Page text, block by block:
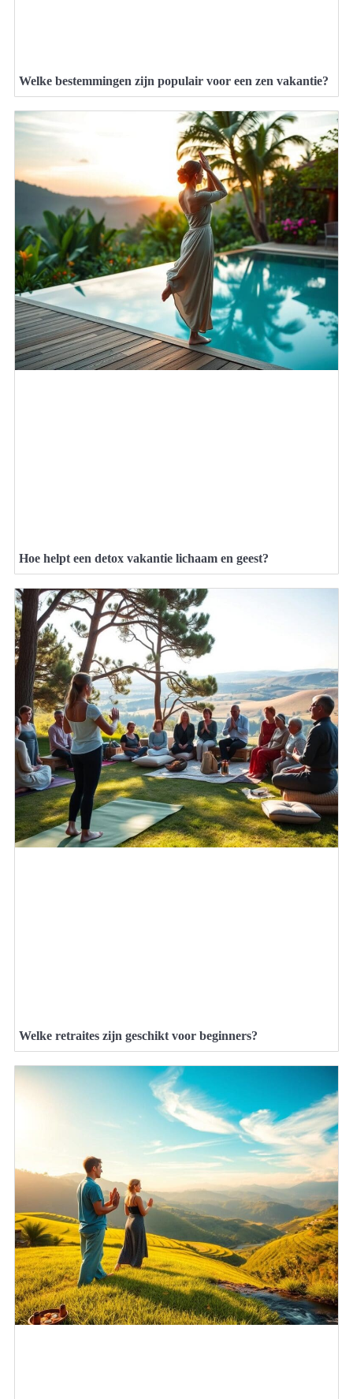
Welke bestemmingen zijn populair voor een zen vakantie?
Hoe helpt een detox vakantie lichaam en geest?
Welke retraites zijn geschikt voor beginners?